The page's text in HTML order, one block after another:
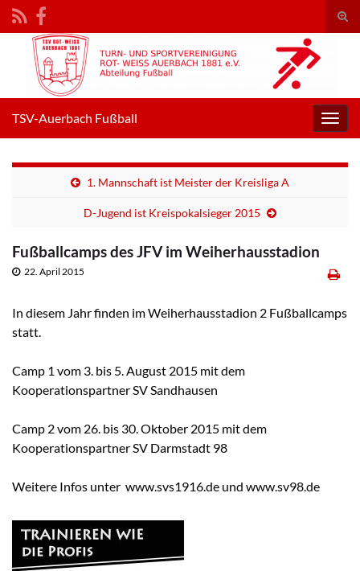
Search for:
TSV-Auerbach Fußball
1. Mannschaft ist Meister der Kreisliga A
D-Jugend ist Kreispokalsieger 2015
Fußballcamps des JFV im Weiherhausstadion
22. April 2015
In diesem Jahr finden im Weiherhausstadion 2 Fußballcamps
statt.
Camp 1 vom 3. bis 5. August 2015 mit dem
Kooperationspartner SV Sandhausen
Camp 2 vom 26. bis 30. Oktober 2015 mit dem
Kooperationspartner SV Darmstadt 98
Weitere Infos unter www.svs1916.de und www.sv98.de